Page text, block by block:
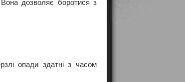
дозволяє боротися з
опади здатні з часом